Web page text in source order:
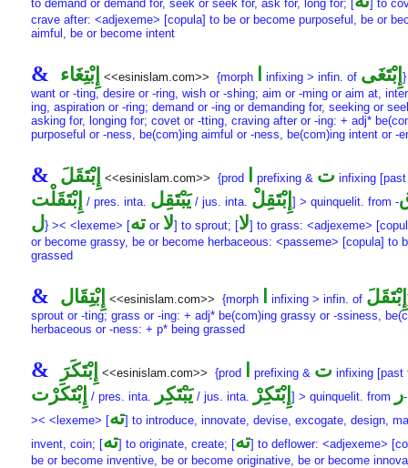
to demand or demand for, seek or seek for, ask for, long for; [
] to
crave after: <adjexeme> [copula] to be or become purposeful, be or
aimful, be or become intent
& إِبْتِغَاء <<esinislam.com>> {morph infixing > infin. of إِبْتَغَى
want or -ting, desire or -ring, wish or -shing; aim or -ming or aim at,
ing, aspiration or -ring; demand or -ing or demanding for, seeking or
asking for, longing for; covet or -tting, craving after or -ing: + adj*
purposeful or -ness, be(com)ing aimful or -ness, be(com)ing intent or -
& إِبْتَقَلَ <<esinislam.com>> {prod prefixing & ت infixing
إِبْتَقَلْت / pres. inta. يَبْتَقِل / jus. inta. إِبْتَقِلْ ] > quinquelit. from -
ل} >< <lexeme> [تهor لا] to sprout; [لا] to grass: <adjexeme>
or become grassy, be or become herbaceous: <passeme> [copula] to
grassed
& إِبْتِقَال <<esinislam.com>> {morph infixing > infin. of إِبْتَقَلَ
sprout or -ting; grass or -ing: + adj* be(com)ing grassy or -ssiness,
herbaceous or -ness: + p* being grassed
& إِبْتَكَرَ <<esinislam.com>> {prod prefixing & ت infixing [past
إِبْتَكَرْت / pres. inta. يَبْتَكِر / jus. inta. إِبْتَكِرْ ] > quinquelit. from -ر
>< <lexeme> [ته] to introduce, innovate, devise, excogate, design,
invent, coin; [ته] to originate, create; [ته] to deflower: <adjexeme>
be or become inventive, be or become originative, be or become